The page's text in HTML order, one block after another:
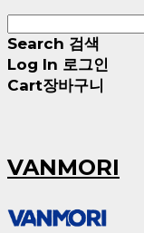
Search 검색
Log In 로그인
Cart장바구니
VANMORI